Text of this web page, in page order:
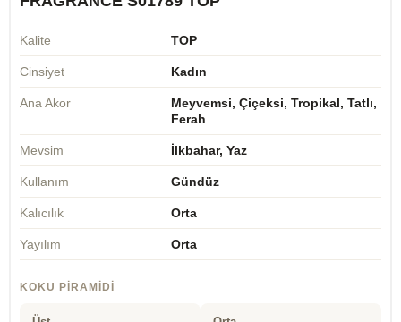
Kalite TOP
Cinsiyet Kadın
Ana Akor
Meyvemsi, Çiçeksi, Tropikal, Tatlı,
Ferah
Mevsim İlkbahar, Yaz
Kullanım Gündüz
Kalıcılık Orta
Yayılım Orta
KOKU PIRAMIDI